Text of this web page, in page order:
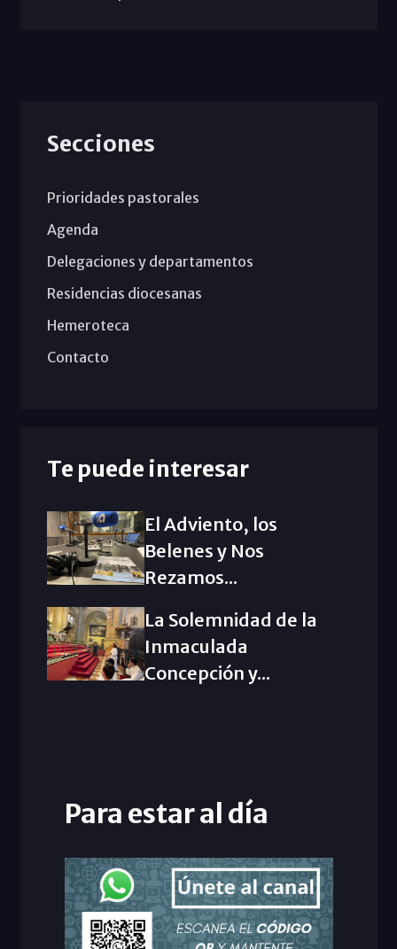
Secciones
Prioridades pastorales
Agenda
Delegaciones y departamentos
Residencias diocesanas
Hemeroteca
Contacto
Te puede interesar
El Adviento, los
Belenes y Nos
Rezamos...
La Solemnidad de la
Inmaculada
Concepción y...
Para estar al día